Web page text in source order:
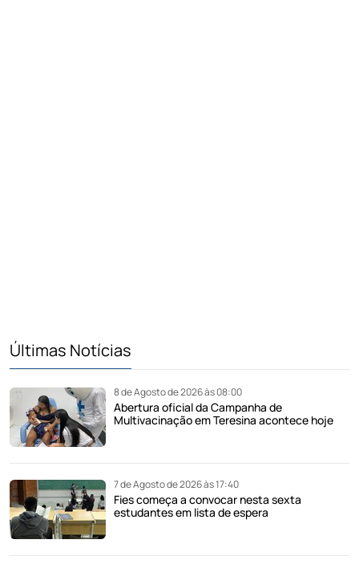
Últimas Notícias
8 de Agosto de 2026 às 08:00
Abertura oficial da Campanha de
Multivacinação em Teresina acontece hoje
7 de Agosto de 2026 às 17:40
Fies começa a convocar nesta sexta
estudantes em lista de espera